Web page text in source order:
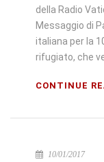
della Radio
Messaggio di
italiana per la
rifugiato, che
CONTINUE
10/01/2017